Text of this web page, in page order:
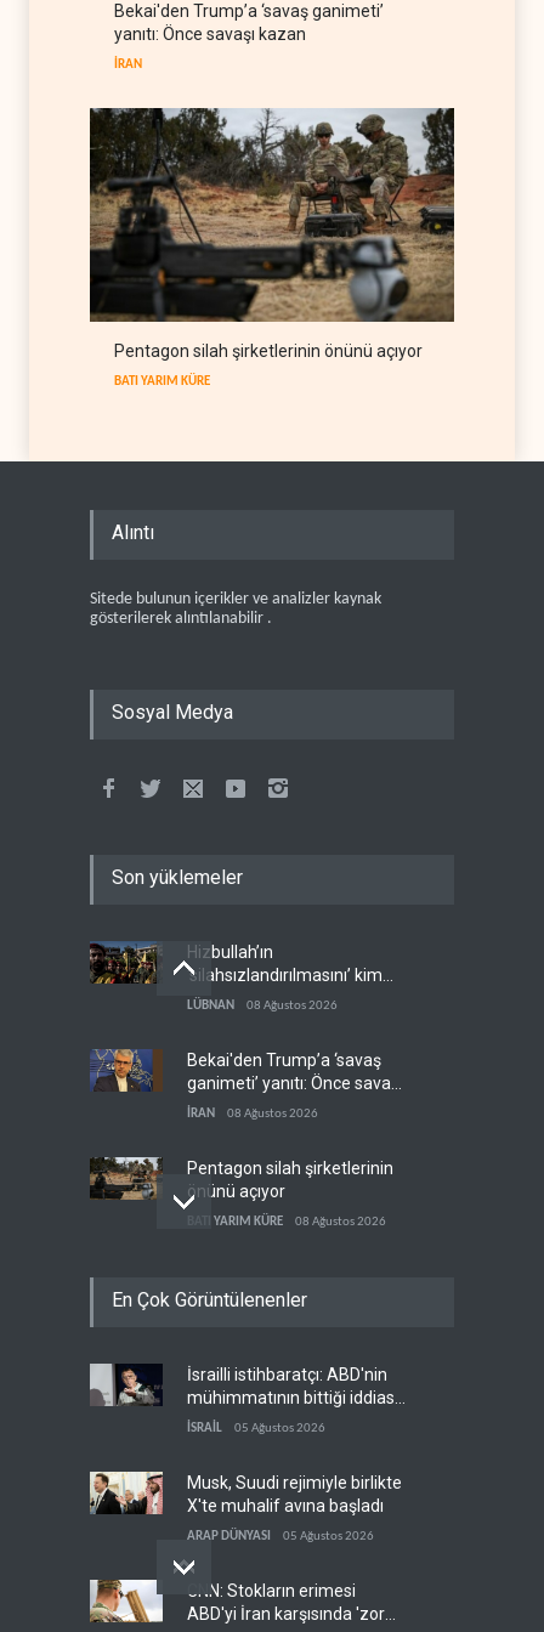
sonra petrol üretimini rekor
düzeye çıkardı
Bekai'den Trump’a ‘savaş ganimeti’
yanıtı: Önce savaşı kazan
İRAN
Pentagon silah şirketlerinin önünü açıyor
BATI YARIM KÜRE
Alıntı
Sitede bulunun içerikler ve analizler kaynak
gösterilerek alıntılanabilir .
Sosyal Medya
Son yüklemeler
Hizbullah’ın
‘silahsızlandırılmasını’ kim
denetleyecek?
LÜBNAN 08 Ağustos 2026
Bekai'den Trump’a ‘savaş
ganimeti’ yanıtı: Önce savaşı
kazan
İRAN 08 Ağustos 2026
Pentagon silah şirketlerinin
önünü açıyor
BATI YARIM KÜRE 08 Ağustos 2026
saldırıları sürüyor, Beyrut
Yemen Suudi askeri kampını
vurdu
08 Ağustos 2026
En Çok Görüntülenenler
İsrailli istihbaratçı: ABD'nin
mühimmatının bittiği iddiası
bir iç kavga
İSRAİL 05 Ağustos 2026
Musk, Suudi rejimiyle birlikte
X'te muhalif avına başladı
ARAP DÜNYASI 05 Ağustos 2026
CNN: Stokların erimesi
ABD'yi İran karşısında 'zor